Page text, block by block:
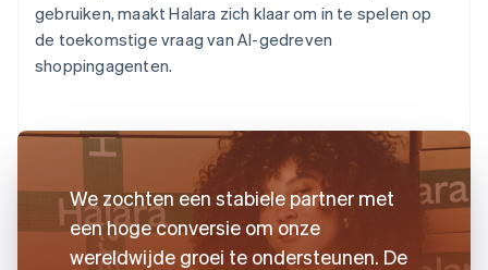
gebruiken, maakt Halara zich klaar om in te spelen op
de toekomstige vraag van AI-gedreven
shoppingagenten.
We zochten een stabiele partner met
een hoge conversie om onze
wereldwijde groei te ondersteunen. De